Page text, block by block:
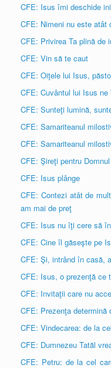
CFE: Isus îmi deschide
CFE: Nimeni nu este atât
CFE: Privirea Ta plină de
CFE: Vin să te caut
CFE: Oiţele lui Isus,
CFE: Cuvântul lui Isus
CFE: Sunteţi lumină,
CFE: Samariteanul
CFE: Samariteanul
CFE: Şireţi pentru Domnul
CFE: Isus plânge
CFE: Contezi atât de
am mai de preţ
CFE: Isus nu îţi cere să
CFE: Cine îl găseşte pe
CFE: Şi, intrând în casă,
CFE: Isus, o prezenţă ce
CFE: Invitaţii care nu
CFE: Prezenţa determină
CFE: Vindecarea: de la
CFE: Dumnezeu Tatăl
CFE: Petru: de la cel